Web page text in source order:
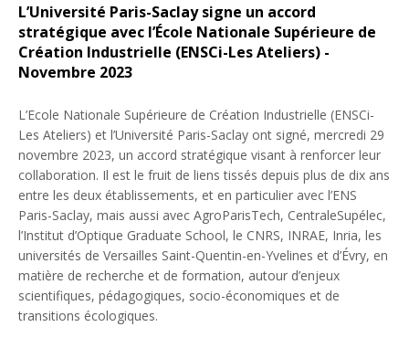
L’Université Paris-Saclay signe un accord
stratégique avec l’École Nationale Supérieure de
Création Industrielle (ENSCi-Les Ateliers) -
Novembre 2023
L’Ecole Nationale Supérieure de Création Industrielle (ENSCi-
Les Ateliers) et l’Université Paris-Saclay ont signé, mercredi 29
novembre 2023, un accord stratégique visant à renforcer leur
collaboration. Il est le fruit de liens tissés depuis plus de dix ans
entre les deux établissements, et en particulier avec l’ENS
Paris-Saclay, mais aussi avec AgroParisTech, CentraleSupélec,
l’Institut d’Optique Graduate School, le CNRS, INRAE, Inria, les
universités de Versailles Saint-Quentin-en-Yvelines et d’Évry, en
matière de recherche et de formation, autour d’enjeux
scientifiques, pédagogiques, socio-économiques et de
transitions écologiques.